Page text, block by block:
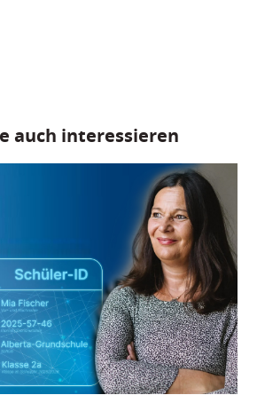
auch interessieren